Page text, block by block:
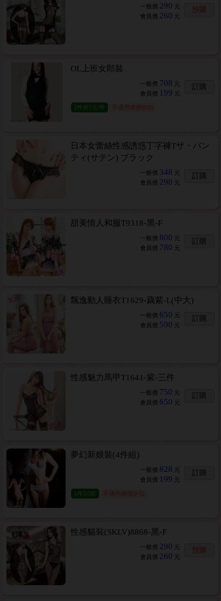
一般價 290 元
會員價 260 元
預購
OL上班女郎裝
一般價 708 元
會員價 199 元
訂購
2件折1元/件 不適用總價折扣
日本女蕾絲性感誘惑丁字褲Tザ・パン
ティ(サテン) ブラック
一般價 348 元
會員價 290 元
訂購
甜美情人和服T9318-黑-F
一般價 800 元
會員價 780 元
訂購
飄逸動人睡衣T1629-藕紫-L(中大)
一般價 650 元
會員價 590 元
訂購
性感魅力馬甲T1641-紫-三件
一般價 750 元
會員價 650 元
訂購
夢幻新娘裝(4件組)
一般價 828 元
會員價 199 元
訂購
件3.0折 不適用總價折扣
性感貓裝(SKLV)8868-黑-F
一般價 290 元
會員價 260 元
預購